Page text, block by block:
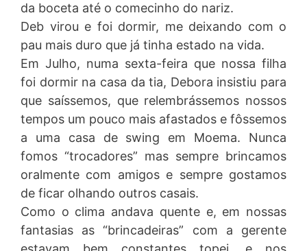
da boceta até o comecinho do nariz.
Deb virou e foi dormir, me deixando com o
pau mais duro que já tinha estado na vida.
Em Julho, numa sexta-feira que nossa filha
foi dormir na casa da tia, Debora insistiu para
que saíssemos, que relembrássemos nossos
tempos um pouco mais afastados e fôssemos
a uma casa de swing em Moema. Nunca
fomos “trocadores” mas sempre brincamos
oralmente com amigos e sempre gostamos
de ficar olhando outros casais.
Como o clima andava quente e, em nossas
fantasias as “brincadeiras” com a gerente